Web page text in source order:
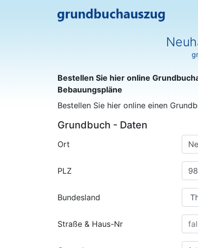
Bestellen Sie hier online
Bebauungspläne
Bestellen Sie hier online einen
Grundbuch - Daten
Ort
PLZ
Bundesland
Straße & Haus-Nr